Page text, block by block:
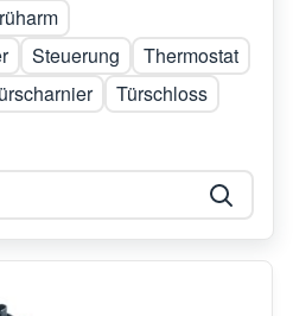
Steuerung
Thermostat
Türschloss